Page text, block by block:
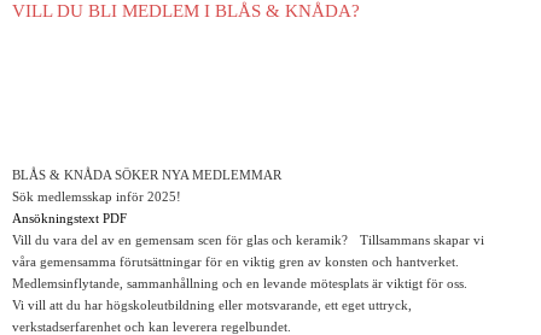
VILL DU BLI MEDLEM I BLÅS & KNÅDA?
BLÅS & KNÅDA SÖKER NYA MEDLEMMAR
Sök medlemsskap inför 2025!
Ansökningstext PDF
Vill du vara del av en gemensam scen för glas och keramik? Tillsammans skapar vi
våra gemensamma förutsättningar för en viktig gren av konsten och hantverket.
Medlemsinflytande, sammanhållning och en levande mötesplats är viktigt för oss.
Vi vill att du har högskoleutbildning eller motsvarande, ett eget uttryck,
verkstadserfarenhet och kan leverera regelbundet.